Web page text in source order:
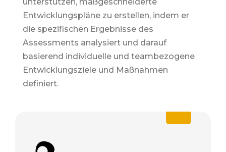
Entwicklungspläne zu erstellen, indem er
die spezifischen Ergebnisse des
Assessments analysiert und darauf
basierend individuelle und teambezogene
Entwicklungsziele und Maßnahmen
definiert.